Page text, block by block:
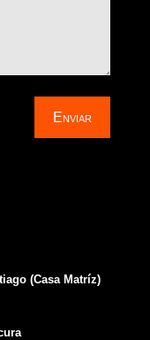
Enviar
(Casa Matríz)